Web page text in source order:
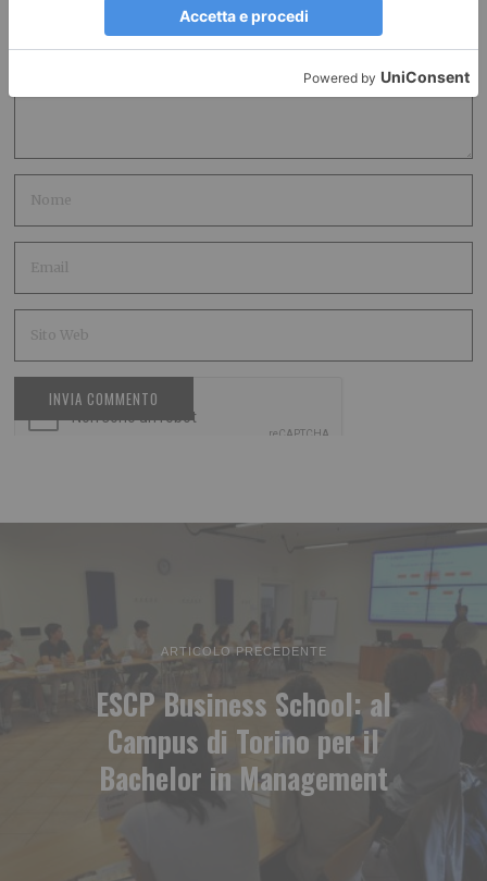
ARTICOLO PRECEDENTE
ESCP Business School: al
Campus di Torino per il
Bachelor in Management